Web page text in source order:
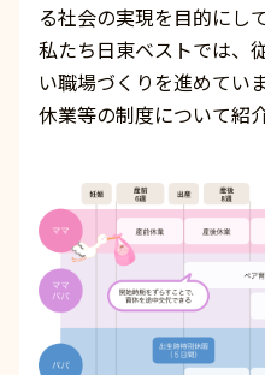
る社会の実現を目的にし
私たち日東ベストでは、
い職場づくりを進めてい
休業等の制度について紹